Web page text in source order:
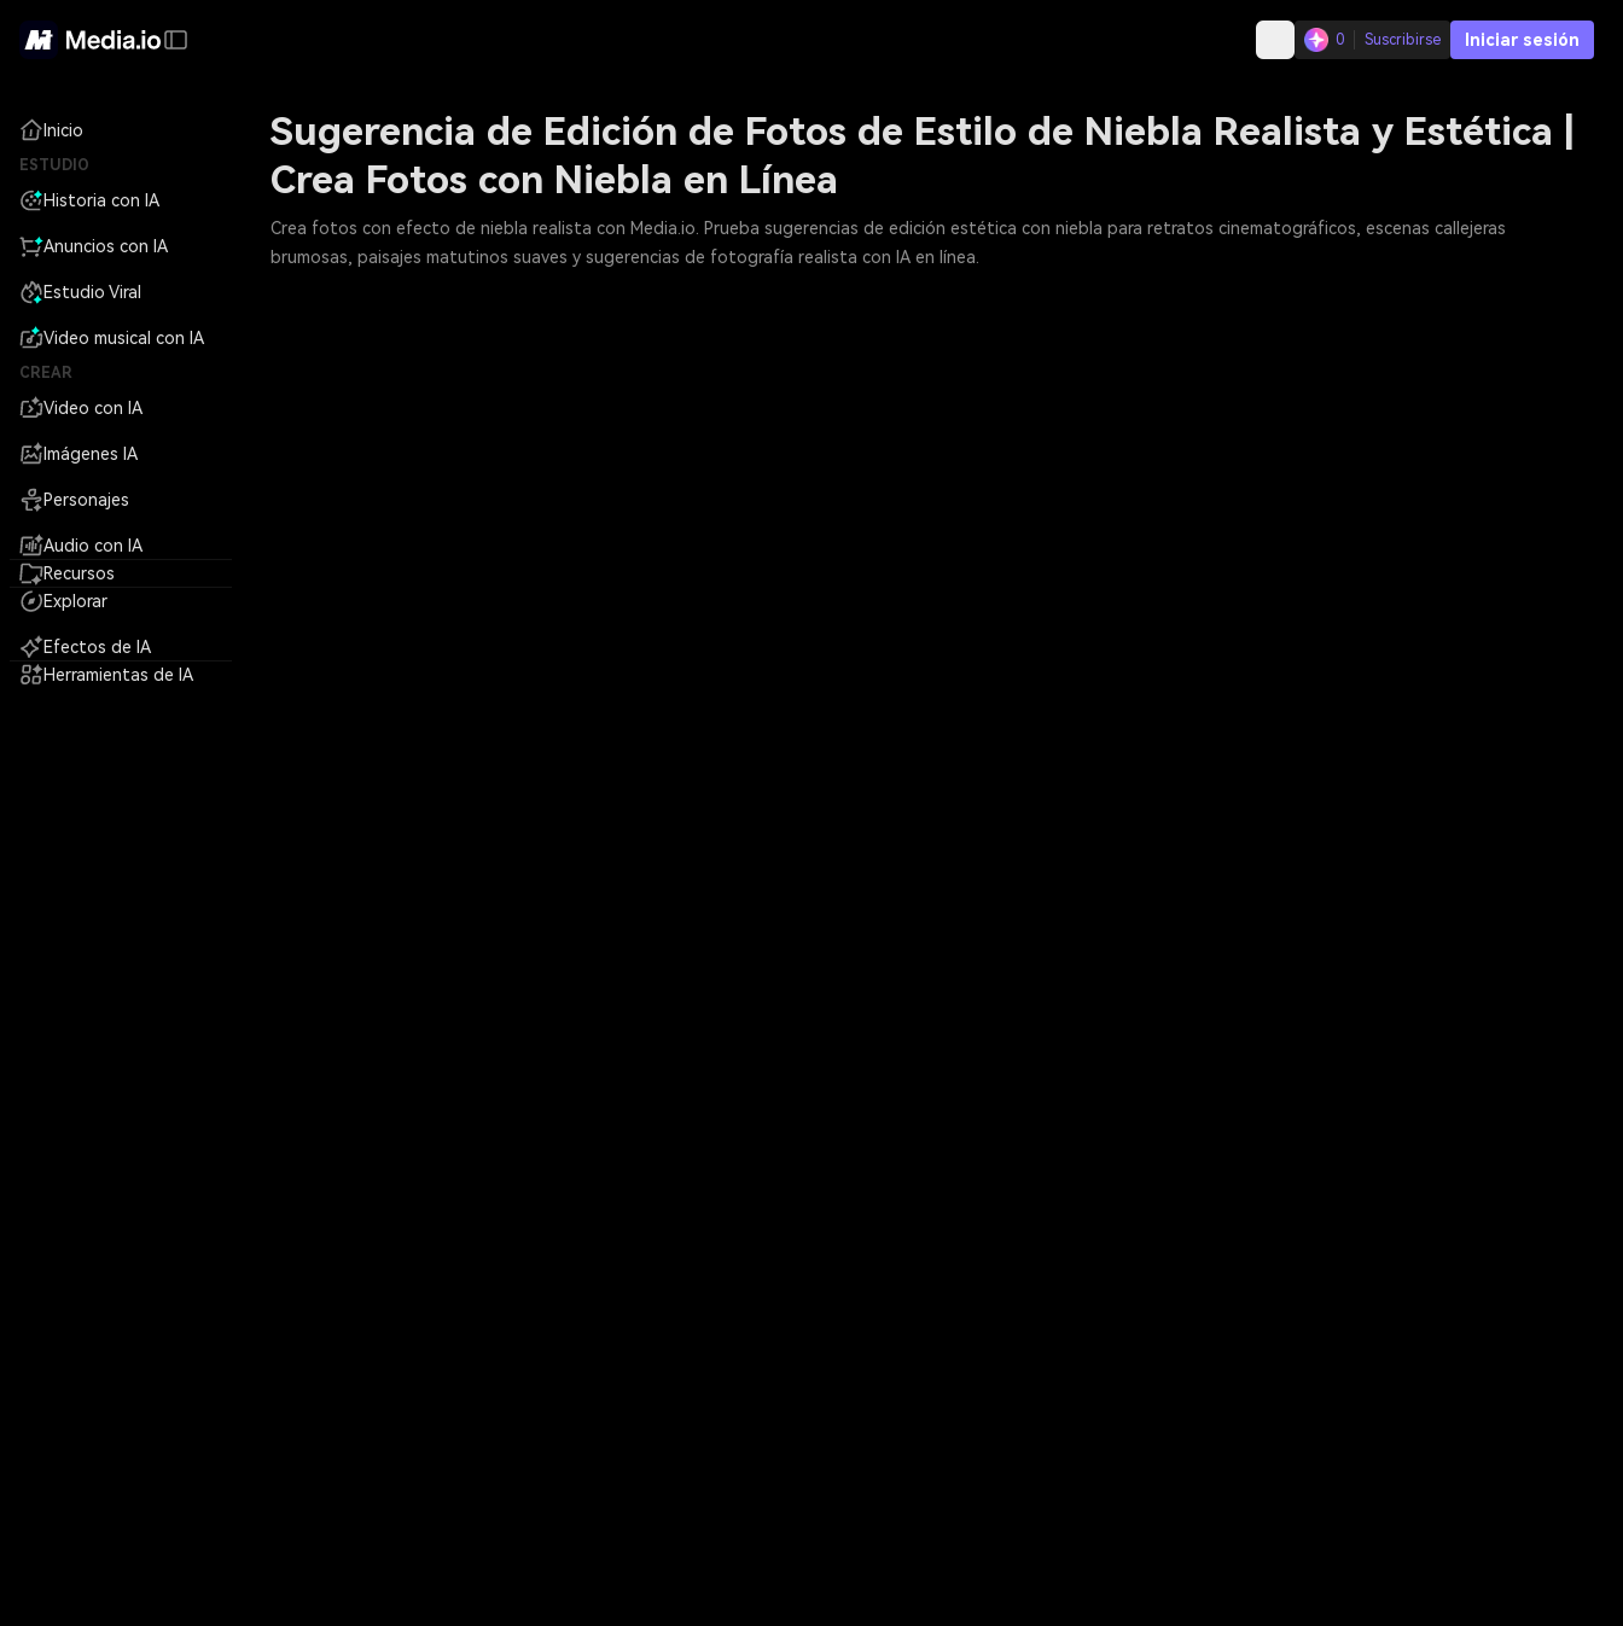
0 Suscribirse Iniciar sesión
Inicio
ESTUDIO
Historia con IA
Anuncios con IA
Estudio Viral
Video musical con IA
CREAR
Video con IA
Imágenes IA
Personajes
Audio con IA
Recursos
Explorar
Efectos de IA
Herramientas de IA
Sugerencia de Edición de Fotos de Estilo de Niebla Realista y Estética |
Crea Fotos con Niebla en Línea
Crea fotos con efecto de niebla realista con Media.io. Prueba sugerencias de edición estética con niebla para retratos cinematográficos, escenas callejeras
brumosas, paisajes matutinos suaves y sugerencias de fotografía realista con IA en línea.